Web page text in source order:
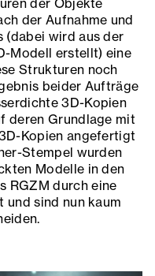
der Aufnahme und
(dabei wird aus der
Modell erstellt) eine
Strukturen noch
beider Aufträge
3D-Kopien
deren Grundlage mit
Kopien angefertigt
Stempel wurden
Modelle in den
RGZM durch eine
sind nun kaum